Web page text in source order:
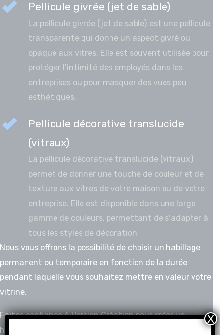
Pellicule givrée (jet de sable)
La pellicule givrée (jet de sable) est une pellicule
transparente qui donne un aspect givré ou
opaque aux vitres. Elle est souvent utilisée pour
protéger l'intimité des employés dans les
entreprises ou pour masquer des vues peu
esthétiques.
Pellicule décorative translucide
(vitraux)
La pellicule décorative translucide (vitraux)
permet de donner une touche de couleur et de
texture aux vitres de votre maison ou de votre
entreprise. Elle est disponible dans une large
gamme de couleurs, permettant de s'adapter à
tous les styles de décoration.
Nous vous offrons la possibilité de choisir un habillage
permanent ou temporaire en fonction de la durée
pendant laquelle vous souhaitez mettre en valeur votre
vitrine.
Faites confiance à Version Création pour créer un
habillage de vitrine qui correspond à vos besoins et à
X